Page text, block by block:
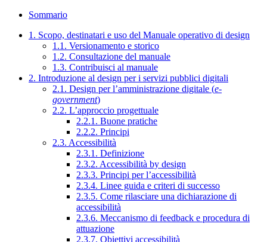
Sommario
1. Scopo, destinatari e uso del Manuale operativo di design
1.1. Versionamento e storico
1.2. Consultazione del manuale
1.3. Contribuisci al manuale
2. Introduzione al design per i servizi pubblici digitali
2.1. Design per l’amministrazione digitale (e-
government)
2.2. L’approccio progettuale
2.2.1. Buone pratiche
2.2.2. Principi
2.3. Accessibilità
2.3.1. Definizione
2.3.2. Accessibilità by design
2.3.3. Principi per l’accessibilità
2.3.4. Linee guida e criteri di successo
2.3.5. Come rilasciare una dichiarazione di
accessibilità
2.3.6. Meccanismo di feedback e procedura di
attuazione
2.3.7. Obiettivi accessibilità